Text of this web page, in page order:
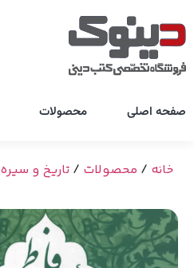
صفحه اصلی محصولات
خانه / محصولات / تاریخ و سیره